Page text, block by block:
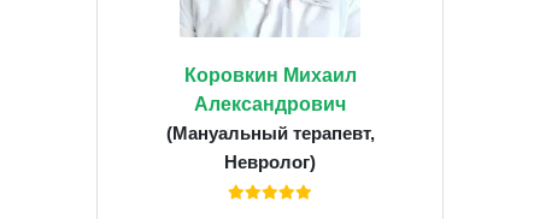
Коровкин Михаил
Александрович
(Мануальный терапевт,
Невролог)